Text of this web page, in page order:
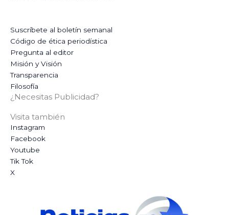
Suscríbete al boletín semanal
Código de ética periodística
Pregunta al editor
Misión y Visión
Transparencia
Filosofía
¿Necesitas Publicidad?
Visita también
Instagram
Facebook
Youtube
Tik Tok
X